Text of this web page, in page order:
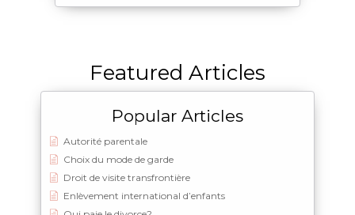
Featured Articles
Popular Articles
Autorité parentale
Choix du mode de garde
Droit de visite transfrontière​
Enlèvement international d’enfants